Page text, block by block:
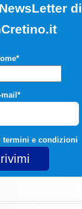
di
mail*
termini e condizioni